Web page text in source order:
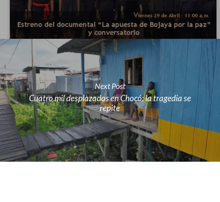
Next Post
Cuatro mil desplazados en Chocó: la tragedia se
repite